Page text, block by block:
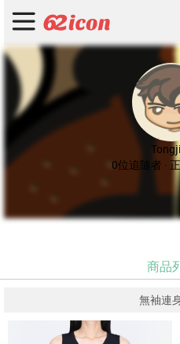
0位追隨者 ·
商品
無袖連